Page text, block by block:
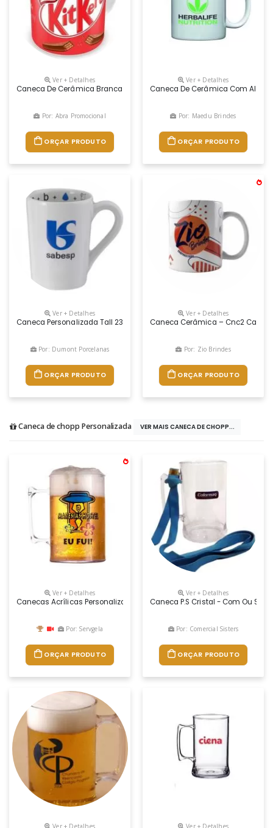
Ver + Detalhes
Caneca De Cerâmica Branca De 320 Ml. Gravação Arte Livre,
Por: Abra Promocional
ORÇAR PRODUTO
Ver + Detalhes
Caneca De Cerâmica Com Alça
Por: Maedu Brindes
ORÇAR PRODUTO
Ver + Detalhes
Caneca Personalizada Tall 230ml Ceramica
Por: Dumont Porcelanas
ORÇAR PRODUTO
Ver + Detalhes
Caneca Cerâmica – Cnc2
Por: Zio Brindes
ORÇAR PRODUTO
Caneca de chopp Personalizada VER MAIS CANECA DE CHOPP...
Ver + Detalhes
Canecas Acrílicas Personalizada. Em Ps Cristal Transparente,
Por: Servgela
ORÇAR PRODUTO
Ver + Detalhes
Caneca P.s Cristal - Com Ou Sem
Por: Comercial Sisters
ORÇAR PRODUTO
Ver + Detalhes Ver + Detalhes